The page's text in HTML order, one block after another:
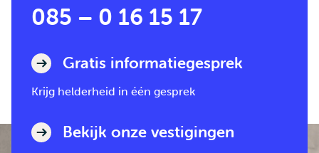
085 – 0 16 15 17
Gratis informatiegesprek
Krijg helderheid in één gesprek
Bekijk onze vestigingen